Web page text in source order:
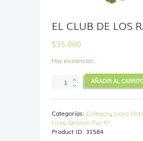
EL CLUB DE LOS
$35.000
Hay existencias
DE
RAROS
cantidad
AÑADIR AL
Categorías: Colegios, Liceo
Liceo Octavio Paz 6°
Product ID: 31584